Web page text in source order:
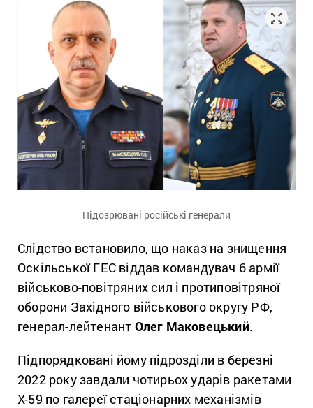
Підозрювані російські генерали
Слідство встановило, що наказ на знищення
Оскільської ГЕС віддав командувач 6 армії
військово-повітряних сил і протиповітряної
оборони Західного військового округу РФ,
генерал-лейтенант Олег Маковецький.
Підпорядковані йому підрозділи в березні
2022 року завдали чотирьох ударів ракетами
Х-59 по галереї стаціонарних механізмів